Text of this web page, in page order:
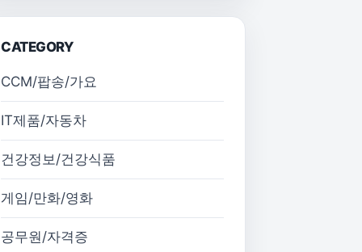
CATEGORY
CCM/팝송/가요
IT제품/자동차
건강정보/건강식품
게임/만화/영화
공무원/자격증